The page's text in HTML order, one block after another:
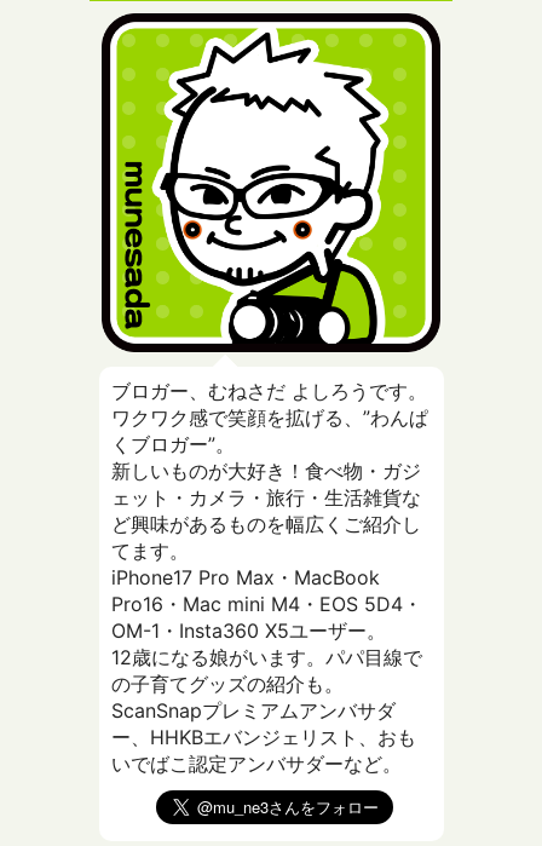
ブロガー、むねさだ よしろうです。
ワクワク感で笑顔を拡げる、”わんぱ
くブロガー”。
新しいものが大好き！食べ物・ガジ
ェット・カメラ・旅行・生活雑貨な
ど興味があるものを幅広くご紹介し
てます。
iPhone17 Pro Max・MacBook
Pro16・Mac mini M4・EOS 5D4・
OM-1・Insta360 X5ユーザー。
12歳になる娘がいます。パパ目線で
の子育てグッズの紹介も。
ScanSnapプレミアムアンバサダ
ー、HHKBエバンジェリスト、おも
いでばこ認定アンバサダーなど。